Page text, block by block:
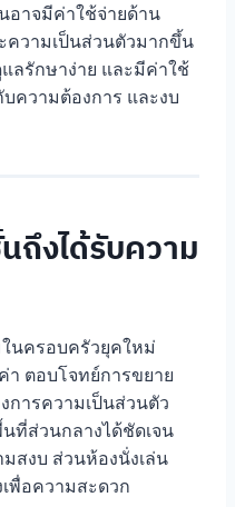
อาจมีค่าใช้จ่ายด้าน
ความเป็นส่วนตัวมากขึ้น
ลรักษาง่าย และมีค่าใช้
ความต้องการ และงบ
ถึงได้รับความ
นครอบครัวยุคใหม่
า ตอบโจทย์การขยาย
การความเป็นส่วนตัว
ที่ส่วนกลางได้ชัดเจน
สงบ ส่วนห้องนั่งเล่น
พื่อความสะดวก